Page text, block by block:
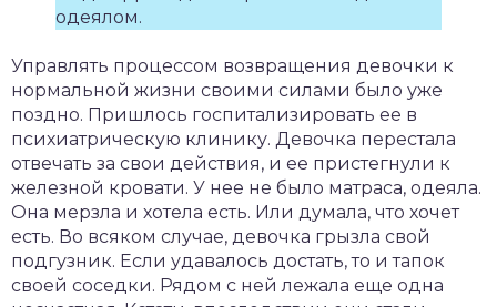
одеялом.
Управлять процессом возвращения девочки к
нормальной жизни своими силами было уже
поздно. Пришлось госпитализировать ее в
психиатрическую клинику. Девочка перестала
отвечать за свои действия, и ее пристегнули к
железной кровати. У нее не было матраса, одеяла.
Она мерзла и хотела есть. Или думала, что хочет
есть. Во всяком случае, девочка грызла свой
подгузник. Если удавалось достать, то и тапок
своей соседки. Рядом с ней лежала еще одна